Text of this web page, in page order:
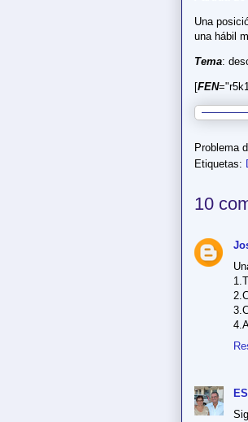
Una
una hábil
Tema:
[FEN
Problema
Etiquetas:
10